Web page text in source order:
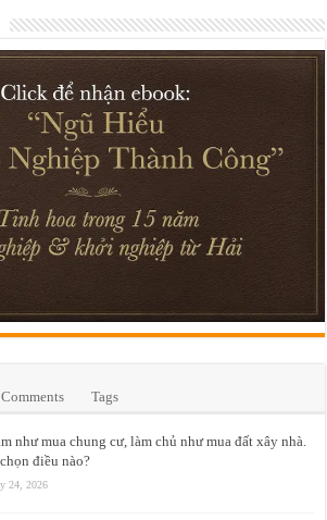
Comments Tags
như mua chung cư, làm chủ như mua đất xây nhà.
điều nào?
24, 2026